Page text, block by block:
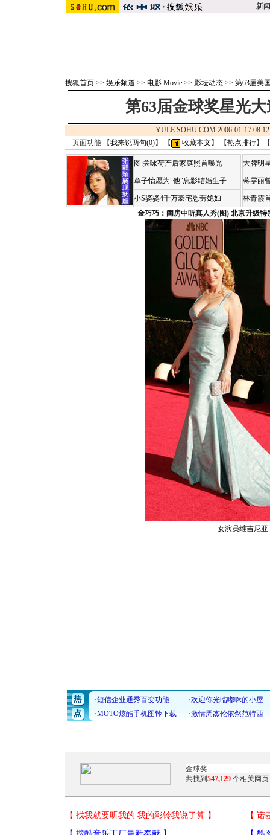
新闻
搜狐首页 >> 娱乐频道 >> 电影 Movie >> 影坛动态 >> 第63届美
第63届金球奖星光
YULE.SOHU.COM 2006-01-17
页面功能 【我来说两句(0)】 【 收藏本文 】 【热点排行】【
图:关咏荷产后家庭照首曝光
章子怡愿为"他"息影结婚生子
小S婆婆4千万豪宅慰劳媳妇
大牌明
蒋雯丽
林青霞
金巧巧：闺房中听真人秀(图) 北京升级特
女演员维吉尼亚
共找到 547,129 个相关网页.